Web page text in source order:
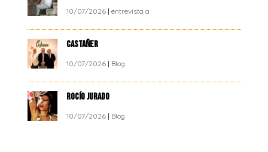
10/07/2026| entrevista a
CASTAÑER
10/07/2026| Blog
ROCÍO JURADO
10/07/2026| Blog